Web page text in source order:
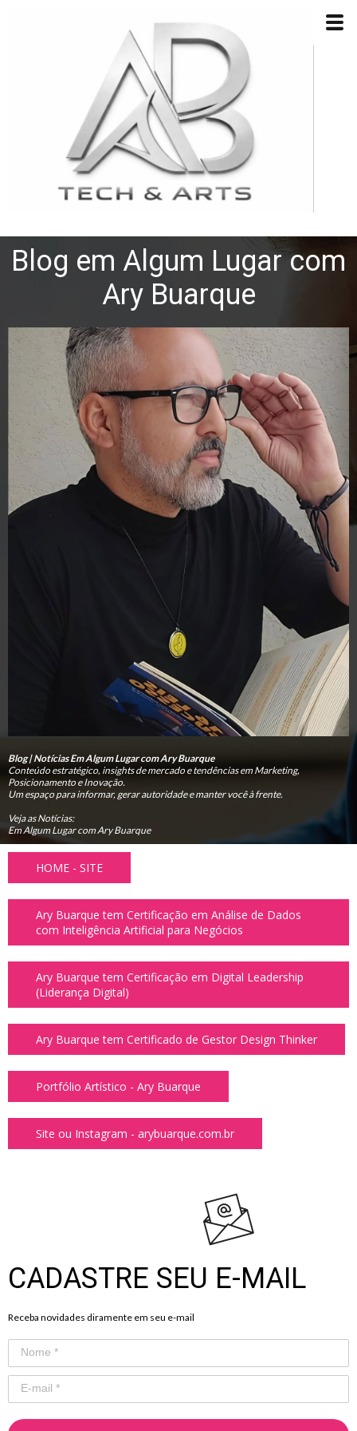
Blog em Algum Lugar com
Ary Buarque
Blog | Notícias Em Algum Lugar com Ary Buarque
Conteúdo estratégico, insights de mercado e tendências em Marketing,
Posicionamento e Inovação.
Um espaço para informar, gerar autoridade e manter você à frente.
Veja as Notícias:
Em Algum Lugar com Ary Buarque
HOME - SITE
Ary Buarque tem Certificação em Análise de Dados
com Inteligência Artificial para Negócios
Ary Buarque tem Certificação em Digital Leadership
(Liderança Digital)
Ary Buarque tem Certificado de Gestor Design Thinker
Portfólio Artístico - Ary Buarque
Site ou Instagram - arybuarque.com.br
CADASTRE SEU E-MAIL
Receba novidades diramente em seu e-mail